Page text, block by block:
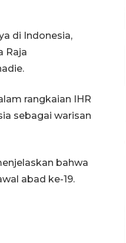
di Indonesia,
Raja
rangkaian IHR
sebagai warisan
bahwa
abad ke-19.